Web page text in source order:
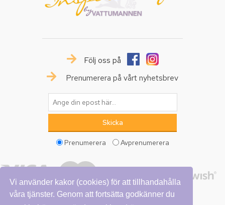
Vi använder kakor (cookies) för att tillhandahålla
våra tjänster. Genom att fortsätta godkänner du
Följ oss på
Prenumerera på vårt nyhetsbrev
Prenumerera Avprenumerera